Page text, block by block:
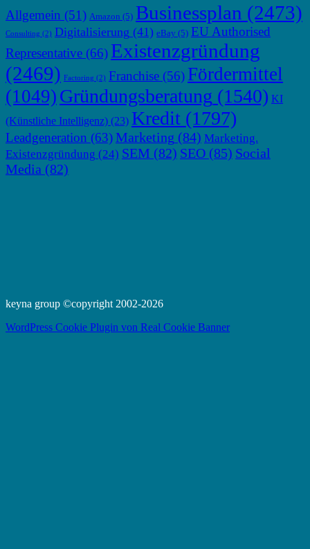
Allgemein (51) Amazon (5) Businessplan (2473)
Consulting (2) Digitalisierung (41) eBay (5) EU Authorised
Representative (66) Existenzgründung
(2469) Factoring (2) Franchise (56) Fördermittel
(1049) Gründungsberatung (1540) KI
(Künstliche Intelligenz) (23) Kredit (1797)
Leadgeneration (63)Marketing (84) Marketing.
Existenzgründung (24) SEM (82) SEO (85) Social
Media (82)
keyna group ©copyright 2002-2026
WordPress Cookie Plugin von Real Cookie Banner